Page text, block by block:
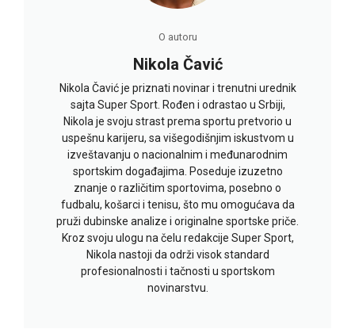
O autoru
Nikola Čavić
Nikola Čavić je priznati novinar i trenutni urednik
sajta Super Sport. Rođen i odrastao u Srbiji,
Nikola je svoju strast prema sportu pretvorio u
uspešnu karijeru, sa višegodišnjim iskustvom u
izveštavanju o nacionalnim i međunarodnim
sportskim događajima. Poseduje izuzetno
znanje o različitim sportovima, posebno o
fudbalu, košarci i tenisu, što mu omogućava da
pruži dubinske analize i originalne sportske priče.
Kroz svoju ulogu na čelu redakcije Super Sport,
Nikola nastoji da održi visok standard
profesionalnosti i tačnosti u sportskom
novinarstvu.